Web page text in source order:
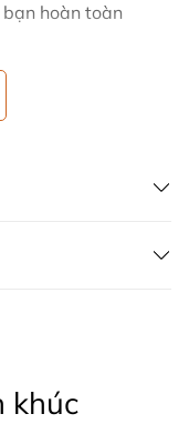
hoàn toàn
khúc